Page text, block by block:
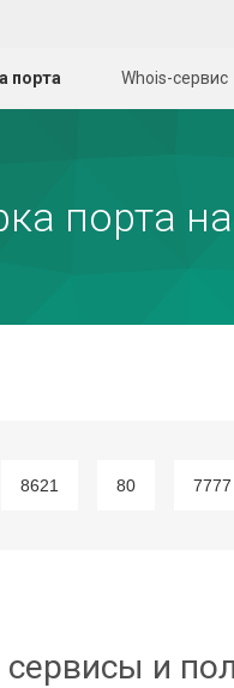
порта Whois-сервис
порта
8621 80 7777
и